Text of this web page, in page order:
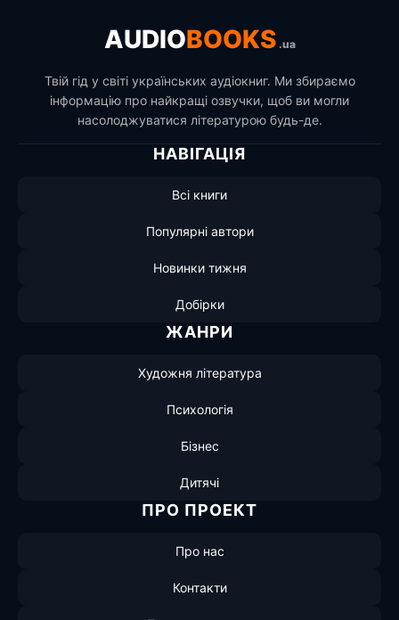
AUDIOBOOKS .ua
Твій гід у світі українських аудіокниг. Ми збираємо
інформацію про найкращі озвучки, щоб ви могли
насолоджуватися літературою будь-де.
НАВІГАЦІЯ
Всі книги
Популярні автори
Новинки тижня
Добірки
ЖАНРИ
Художня література
Психологія
Бізнес
Дитячі
ПРО ПРОЕКТ
Про нас
Контакти